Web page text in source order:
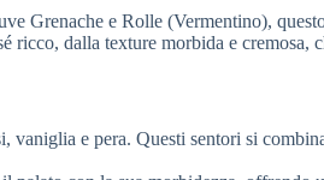
Grenache e Rolle (Vermentino),
dalla texture morbida e cremosa,
e pera. Questi sentori si